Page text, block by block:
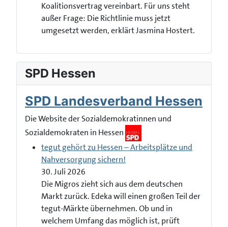
Koalitionsvertrag vereinbart. Für uns steht
außer Frage: Die Richtlinie muss jetzt
umgesetzt werden, erklärt Jasmina Hostert.
SPD Hessen
SPD Landesverband Hessen
Die Website der Sozialdemokratinnen und
Sozialdemokraten in Hessen
tegut gehört zu Hessen – Arbeitsplätze und
Nahversorgung sichern!
30. Juli 2026
Die Migros zieht sich aus dem deutschen
Markt zurück. Edeka will einen großen Teil der
tegut-Märkte übernehmen. Ob und in
welchem Umfang das möglich ist, prüft